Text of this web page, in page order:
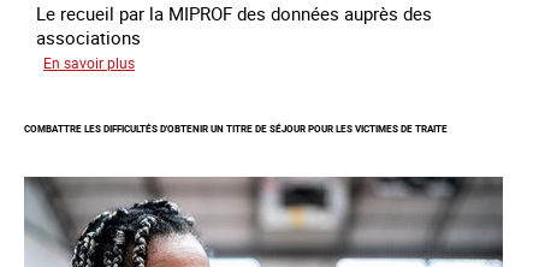
Le recueil par la MIPROF des données auprès des
associations
En savoir plus
l'enquête
sur
les
victimes
de
COMBATTRE LES DIFFICULTÉS D'OBTENIR UN TITRE DE SÉJOUR POUR LES VICTIMES DE TRAITE